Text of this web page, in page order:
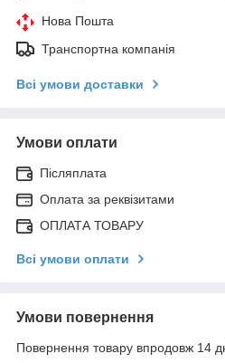
Нова Пошта
Транспортна компанія
Всі умови доставки
Умови оплати
Післяплата
Оплата за реквізитами
ОПЛАТА ТОВАРУ
Всі умови оплати
Умови повернення
Повернення товару впродовж 14